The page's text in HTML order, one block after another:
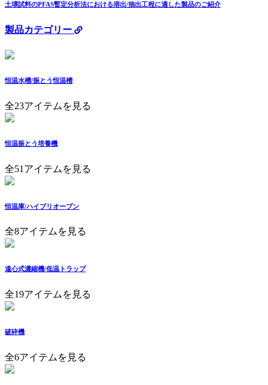
土壌試料のPFAS暫定分析法における溶出/抽出工程に適した製品のご紹介
製品カテゴリー
恒温水槽/振とう恒温槽
全23アイテムを見る
恒温振とう培養機
全51アイテムを見る
恒温庫/ハイブリオーブン
全8アイテムを見る
遠心式濃縮機/低温トラップ
全19アイテムを見る
破砕機
全6アイテムを見る